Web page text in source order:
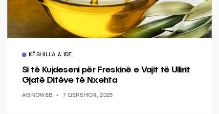
KËSHILLA & IDE
Si të Kujdeseni për Freskinë e Vajit të Ullirit
Gjatë Ditëve të Nxehta
AGROWEB 7 QERSHOR, 2025